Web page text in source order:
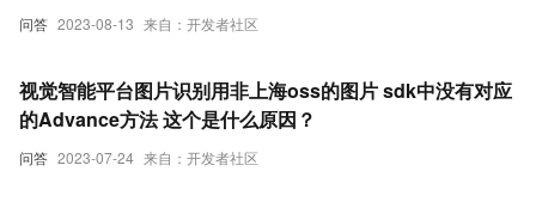
问答 2023-08-13 来自：开发者社区
问答 2023-07-24 来自：开发者社区
视觉智能平台图片识别用非上海oss的图片 sdk中没有对应
的Advance方法 这个是什么原因？